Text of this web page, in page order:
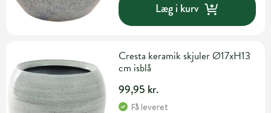
Læg i kurv
Cresta keramik skjuler Ø17xH13
cm isblå
99,95 kr.
Få leveret